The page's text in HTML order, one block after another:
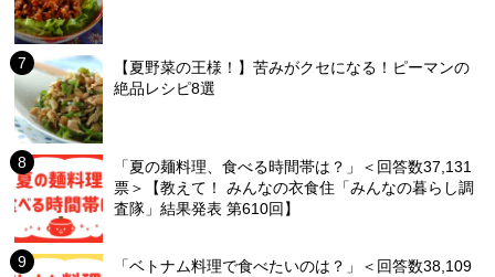
【夏野菜の王様！】苦みがクセになる！ピーマンの
絶品レシピ8選
「夏の麺料理、食べる時間帯は？」＜回答数37,131
票＞【教えて！ みんなの衣食住「みんなの暮らし調
査隊」結果発表 第610回】
「ベトナム料理で食べたいのは？」＜回答数38,109